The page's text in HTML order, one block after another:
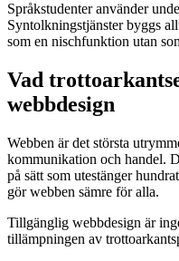
Språkstudenter använder
Syntolkningstjänster byggs
som en nischfunktion utan
Vad
webbdesign
Webben är det största
kommunikation och handel.
på sätt som utestänger
gör webben sämre för alla.
Tillgänglig webbdesign är
tillämpningen av